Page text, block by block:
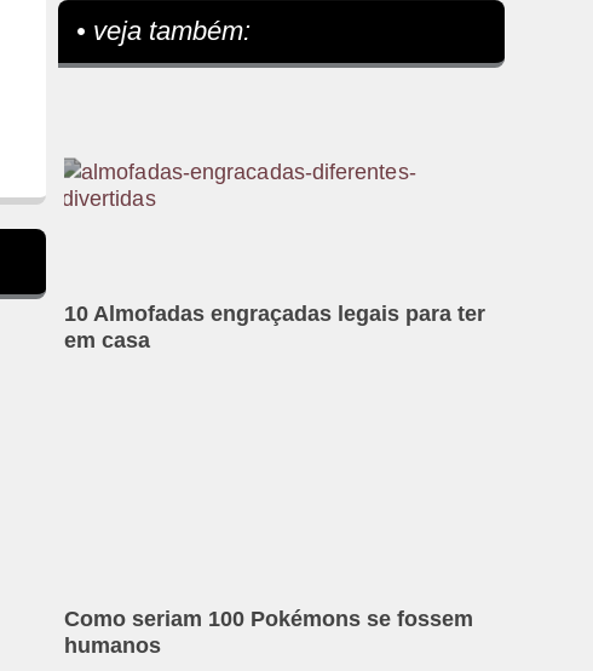
• veja também:
10 Almofadas engraçadas legais para ter
em casa
Como seriam 100 Pokémons se fossem
humanos